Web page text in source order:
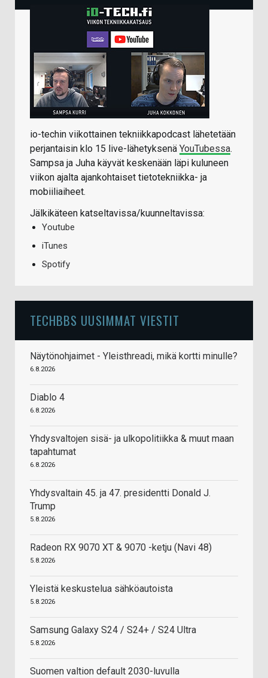
io-techin viikottainen tekniikkapodcast lähetetään
perjantaisin klo 15 live-lähetyksenä YouTubessa.
Sampsa ja Juha käyvät keskenään läpi kuluneen
viikon ajalta ajankohtaiset tietotekniikka- ja
mobiiliaiheet.
Jälkikäteen katseltavissa/kuunneltavissa:
Youtube
iTunes
Spotify
TECHBBS UUSIMMAT VIESTIT
Näytönohjaimet - Yleisthreadi, mikä kortti minulle?
6.8.2026
Diablo 4
6.8.2026
Yhdysvaltojen sisä- ja ulkopolitiikka & muut maan
tapahtumat
6.8.2026
Yhdysvaltain 45. ja 47. presidentti Donald J.
Trump
5.8.2026
Radeon RX 9070 XT & 9070 -ketju (Navi 48)
5.8.2026
Yleistä keskustelua sähköautoista
5.8.2026
Samsung Galaxy S24 / S24+ / S24 Ultra
5.8.2026
Suomen valtion default 2030-luvulla